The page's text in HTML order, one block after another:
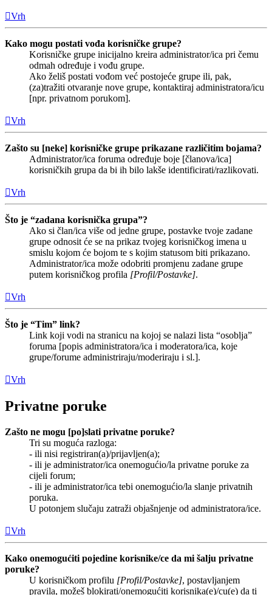
Vrh
Kako mogu postati vođa korisničke grupe?
Korisničke grupe inicijalno kreira administrator/ica pri čemu
odmah određuje i vođu grupe.
Ako želiš postati vođom već postojeće grupe ili, pak,
(za)tražiti otvaranje nove grupe, kontaktiraj administratora/icu
[npr. privatnom porukom].
Vrh
Zašto su [neke] korisničke grupe prikazane različitim bojama?
Administrator/ica foruma određuje boje [članova/ica]
korisničkih grupa da bi ih bilo lakše identificirati/razlikovati.
Vrh
Što je “zadana korisnička grupa”?
Ako si član/ica više od jedne grupe, postavke tvoje zadane
grupe odnosit će se na prikaz tvojeg korisničkog imena u
smislu kojom će bojom te s kojim statusom biti prikazano.
Administrator/ica može odobriti promjenu zadane grupe
putem korisničkog profila [Profil/Postavke].
Vrh
Što je “Tim” link?
Link koji vodi na stranicu na kojoj se nalazi lista “osoblja”
foruma [popis administratora/ica i moderatora/ica, koje
grupe/forume administriraju/moderiraju i sl.].
Vrh
Privatne poruke
Zašto ne mogu [po]slati privatne poruke?
Tri su moguća razloga:
- ili nisi registriran(a)/prijavljen(a);
- ili je administrator/ica onemogućio/la privatne poruke za
cijeli forum;
- ili je administrator/ica tebi onemogućio/la slanje privatnih
poruka.
U potonjem slučaju zatraži objašnjenje od administratora/ice.
Vrh
Kako onemogućiti pojedine korisnike/ce da mi šalju privatne
poruke?
U korisničkom profilu [Profil/Postavke], postavljanjem
pravila, možeš blokirati/onemogućiti korisnika(e)/cu(e) da ti